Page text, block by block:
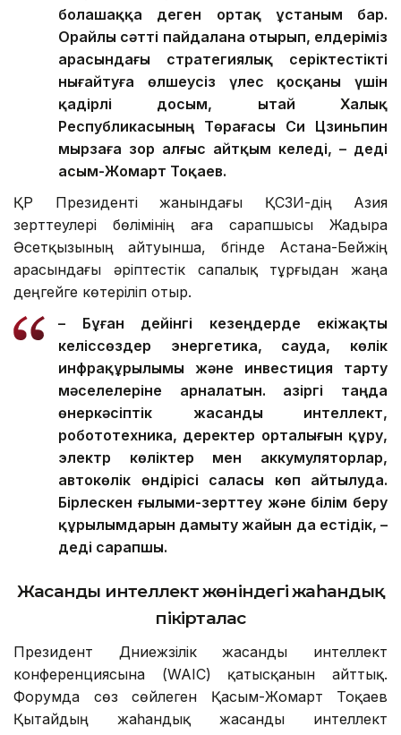
болашаққа деген ортақ ұстаным бар.
Орайлы сәтті пайдалана отырып, елдеріміз
арасындағы стратегиялық серіктестікті
нығайтуға өлшеусіз үлес қосқаны үшін
қадірлі досым, Қытай Халық
Республикасының Төрағасы Си Цзиньпин
мырзаға зор алғыс айтқым келеді, – деді
Қасым-Жомарт Тоқаев.
ҚР Президенті жанындағы ҚСЗИ-дің Азия
зерттеулері бөлімінің аға сарапшысы Жадыра
Әсетқызының айтуынша, бүгінде Астана-Бейжің
арасындағы әріптестік сапалық тұрғыдан жаңа
деңгейге көтеріліп отыр.
– Бұған дейінгі кезеңдерде екіжақты
келіссөздер энергетика, сауда, көлік
инфрақұрылымы және инвестиция тарту
мәселелеріне арналатын. Қазіргі таңда
өнеркәсіптік жасанды интеллект,
робототехника, деректер орталығын құру,
электр көліктер мен аккумуляторлар,
автокөлік өндірісі саласы көп айтылуда.
Бірлескен ғылыми-зерттеу және білім беру
құрылымдарын дамыту жайын да естідік, –
деді сарапшы.
Жасанды интеллект жөніндегі жаһандық
пікірталас
Президент Дүниежүзілік жасанды интеллект
конференциясына (WAIC) қатысқанын айттық.
Форумда сөз сөйлеген Қасым-Жомарт Тоқаев
Қытайдың жаһандық жасанды интеллект